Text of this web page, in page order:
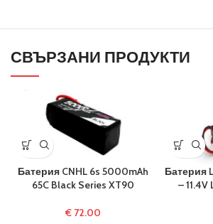
СВЪРЗАНИ ПРОДУКТИ
Батерия CNHL 6s 5000mAh
65C Black Series XT90
€ 72.00
Батерия
– 11.4V